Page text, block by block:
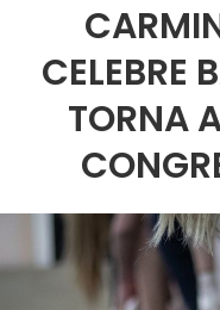
CELEBRE
TORNA